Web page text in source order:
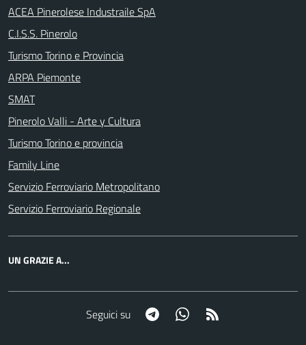
ACEA Pinerolese Industraile SpA
C.I.S.S. Pinerolo
Turismo Torino e Provincia
ARPA Piemonte
SMAT
Pinerolo Valli - Arte y Cultura
Turismo Torino e provincia
Family Line
Servizio Ferroviario Metropolitano
Servizio Ferroviario Regionale
UN GRAZIE A...
Seguici su Telegram Whatsapp